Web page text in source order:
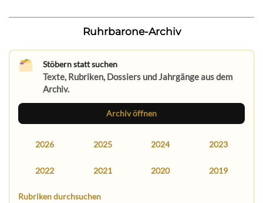
Ruhrbarone-Archiv
Stöbern statt suchen
Texte, Rubriken, Dossiers und Jahrgänge aus dem
Archiv.
Archiv öffnen
2026 2025 2024 2023
2022 2021 2020 2019
Rubriken durchsuchen